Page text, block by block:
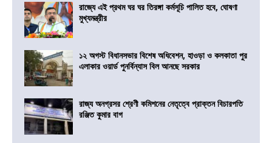
রাজ্যে এই প্রথম ঘর ঘর তিরঙ্গা কর্মসূচি পালিত হবে, ঘোষণা
মুখ্যমন্ত্রীর
১২ অগস্ট বিধানসভার বিশেষ অধিবেশন, হাওড়া ও কলকাতা পুর
এলাকার ওয়ার্ড পুনর্বিন্যাস বিল আনছে সরকার
রাজ্য অনগ্রসর শ্রেণী কমিশনের নেতৃত্বে প্রাক্তন বিচারপতি
রঞ্জিত কুমার বাগ